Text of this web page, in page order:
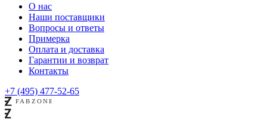
О нас
Наши поставщики
Вопросы и ответы
Примерка
Оплата и доставка
Гарантии и возврат
Контакты
+7 (495) 477-52-65